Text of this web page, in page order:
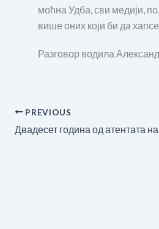
моћна Удба, сви медији,
више оних који би да
Разговор водила
PREVIOUS